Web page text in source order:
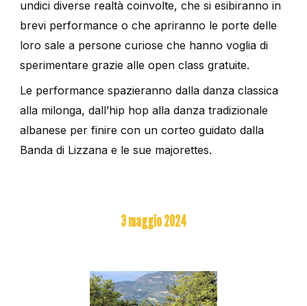
undici diverse realtà coinvolte, che si esibiranno in
brevi performance o che apriranno le porte delle
loro sale a persone curiose che hanno voglia di
sperimentare grazie alle open class gratuite.
Le performance spazieranno dalla danza classica
alla milonga, dall’hip hop alla danza tradizionale
albanese per finire con un corteo guidato dalla
Banda di Lizzana e le sue majorettes.
3maggio2024